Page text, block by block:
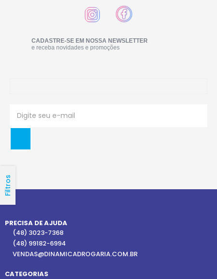
Filtros
CADASTRE-SE EM NOSSA NEWSLETTER
e receba novidades e promoções
PRECISA DE AJUDA
(48) 3023-7368
(48) 99182-6994
VENDAS@DINAMICADROGARIA.COM.BR
CATEGORIAS